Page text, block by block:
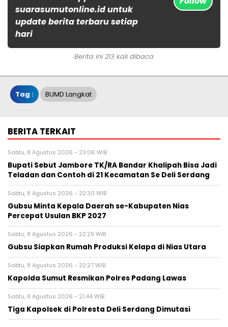
suarasumutonline.id untuk
update berita terbaru setiap
hari
Berita ini 213 kali dibaca
Tag : BUMD Langkat
BERITA TERKAIT
Sabtu, 8 Agustus 2026 - 23:06 WIB
Bupati Sebut Jambore TK/RA Bandar Khalipah Bisa Jadi
Teladan dan Contoh di 21 Kecamatan Se Deli Serdang
Sabtu, 8 Agustus 2026 - 22:30 WIB
Gubsu Minta Kepala Daerah se-Kabupaten Nias
Percepat Usulan BKP 2027
Sabtu, 8 Agustus 2026 - 22:29 WIB
Gubsu Siapkan Rumah Produksi Kelapa di Nias Utara
Sabtu, 8 Agustus 2026 - 22:27 WIB
Kapolda Sumut Resmikan Polres Padang Lawas
Sabtu, 8 Agustus 2026 - 21:44 WIB
Tiga Kapolsek di Polresta Deli Serdang Dimutasi